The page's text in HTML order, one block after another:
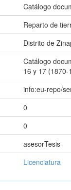
Catálogo
Reparto de
Distrito de
Catálogo
16 y 17 (1870-
info:eu-repo/
0
0
asesorTesis
Licenciatura